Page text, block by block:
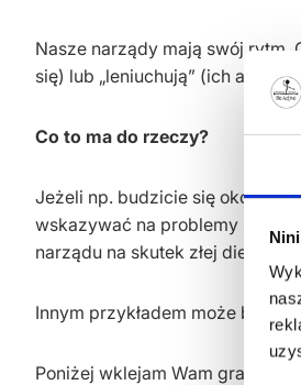
Nasze narządy mają swój
się) lub „leniuchują” (ich
Co to ma do rzeczy?
Jeżeli np. budzicie się około 3-
wskazywać na problemy z
narządu na skutek złej diety
Innym przykładem może być
Poniżej wklejam Wam grafikę z